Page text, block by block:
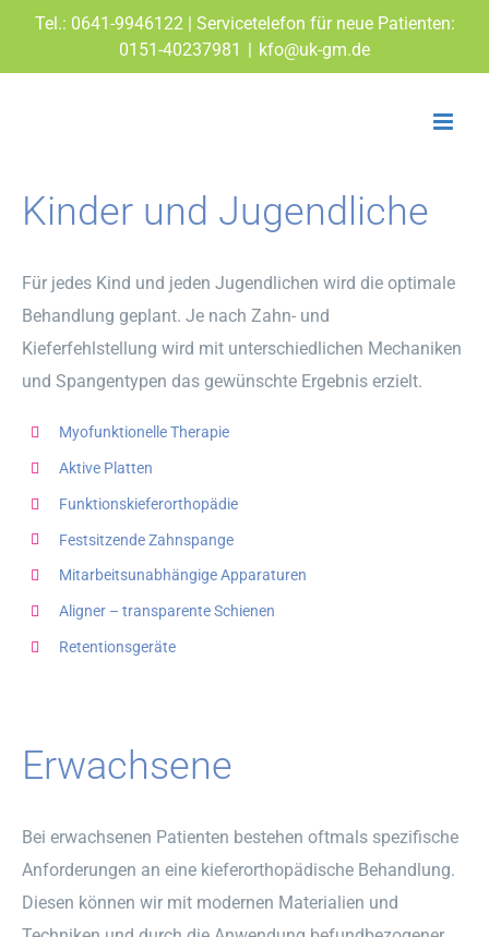
springen
Tel.: 0641-9946122 | Servicetelefon für neue Patienten:
0151-40237981 | kfo@uk-gm.de
Kinder und Jugendliche
Für jedes Kind und jeden Jugendlichen wird die optimale
Behandlung geplant. Je nach Zahn- und
Kieferfehlstellung wird mit unterschiedlichen Mechaniken
und Spangentypen das gewünschte Ergebnis erzielt.
Myofunktionelle Therapie
Aktive Platten
Funktionskieferorthopädie
Festsitzende Zahnspange
Mitarbeitsunabhängige Apparaturen
Aligner – transparente Schienen
Retentionsgeräte
Erwachsene
Bei erwachsenen Patienten bestehen oftmals spezifische
Anforderungen an eine kieferorthopädische Behandlung.
Diesen können wir mit modernen Materialien und